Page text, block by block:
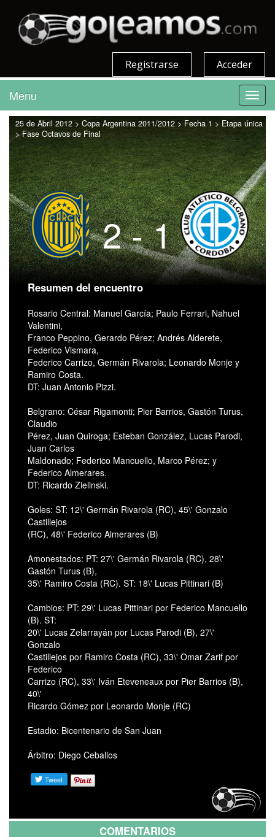
Acceder
Registrarse
Menu
25 de Abril 2012 > Copa Argentina 2011/2012 > Fecha 1 > Etapa única
> Fase Octavos de Final
2 - 1
Resumen del encuentro
Rosario Central: Manuel García; Paulo Ferrari, Nahuel
Valentini,
Franco Peppino, Gerardo Pérez; Andrés Alderete,
Federico Vismara,
Federico Carrizo, Germán Rivarola; Leonardo Monje y
Ramiro Costa.
DT: Juan Antonio Pizzi.
Belgrano: César Rigamonti; Pier Barrios, Gastón Turus,
Claudio
Pérez, Juan Quiroga; Esteban González, Lucas Parodi,
Juan Carlos
Maldonado; Federico Mancuello, Marco Pérez; y
Federico Almerares.
DT: Ricardo Zielinski.
Goles: ST: 12\' Germán Rivarola (RC), 45\' Gonzalo
Castillejos
(RC), 48\' Federico Almerares (B)
Amonestados: PT: 27\' Germán Rivarola (RC), 28\'
Gastón Turus (B),
35\' Ramiro Costa (RC). ST: 18\' Lucas Pittinari (B)
Cambios: PT: 29\' Lucas Pittinari por Federico Mancuello
(B). ST:
20\' Lucas Zelarrayán por Lucas Parodi (B), 27\'
Gonzalo
Castillejos por Ramiro Costa (RC), 33\' Omar Zarif por
Federico
Carrizo (RC), 33\' Iván Eteveneaux por Pier Barrios (B),
40\'
Ricardo Gómez por Leonardo Monje (RC)
Estadio: Bicentenario de San Juan
Árbitro: Diego Ceballos
COMENTARIOS